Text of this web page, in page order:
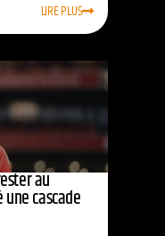
LIRE PLUS
au
cascade